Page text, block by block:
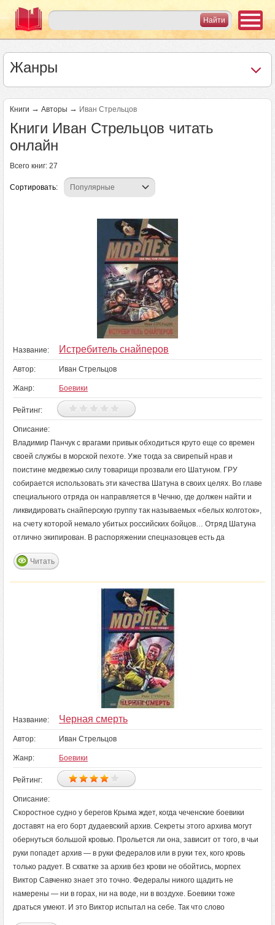
Жанры
Книги → Авторы → Иван Стрельцов
Книги Иван Стрельцов читать
онлайн
Всего книг: 27
Сортировать:
Название: Истребитель снайперов
Автор: Иван Стрельцов
Жанр: Боевики
Рейтинг:
Описание:
Владимир Панчук с врагами привык обходиться круто еще со времен
своей службы в морской пехоте. Уже тогда за свирепый нрав и
поистине медвежью силу товарищи прозвали его Шатуном. ГРУ
собирается использовать эти качества Шатуна в своих целях. Во главе
специального отряда он направляется в Чечню, где должен найти и
ликвидировать снайперскую группу так называемых «белых колготок»,
на счету которой немало убитых российских бойцов… Отряд Шатуна
отлично экипирован. В распоряжении спецназовцев есть да
Читать
Название: Черная смерть
Автор: Иван Стрельцов
Жанр: Боевики
Рейтинг:
Описание:
Скоростное судно у берегов Крыма ждет, когда чеченские боевики
доставят на его борт дудаевский архив. Секреты этого архива могут
обернуться большой кровью. Прольется ли она, зависит от того, в чьи
руки попадет архив — в руки федералов или в руки тех, кого кровь
только радует. В схватке за архив без крови не обойтись, морпех
Виктор Савченко знает это точно. Федералы никого щадить не
намерены — ни в горах, ни на воде, ни в воздухе. Боевики тоже
драться умеют. И это Виктор испытал на себе. Так что слово
Страницы